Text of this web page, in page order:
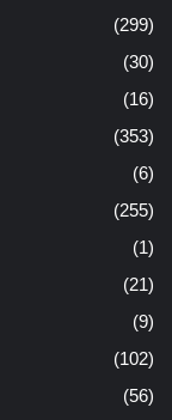
(299)
(30)
(16)
(353)
(6)
(255)
(1)
(21)
(9)
(102)
(56)